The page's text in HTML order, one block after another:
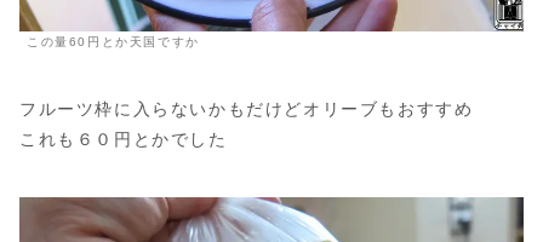
この量60円とか天国ですか
フルーツ枠に入らないかもだけどオリーブもおすすめ
これも６０円とかでした